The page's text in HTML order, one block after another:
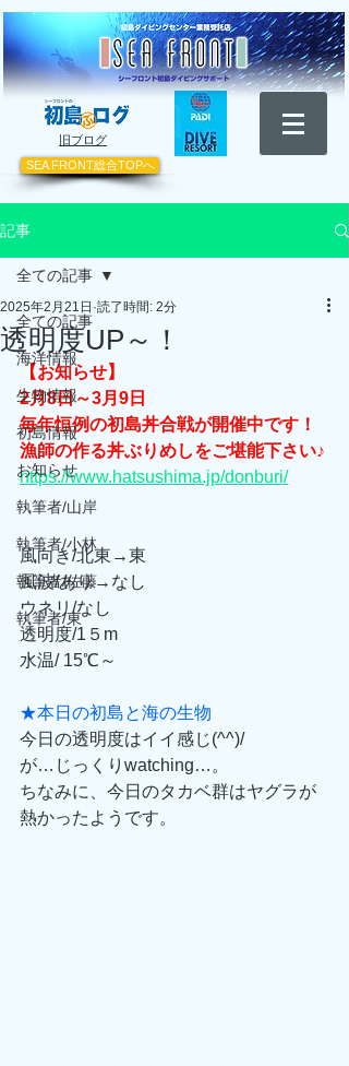
​旧ブログ
SEA FRONT総合TOPへ
記事
全ての記事
海洋情報
生物情報
初島情報
お知らせ
執筆者/山岸
執筆者/小林
執筆者/佐藤
執筆者/東
全ての記事
透明度UP～！
2025年2月21日 読了時間: 2分
【お知らせ】
2月8日～3月9日
毎年恒例の初島丼合戦が開催中です！
漁師の作る丼ぶりめしをご堪能下さい♪
https://www.hatsushima.jp/donburi/
風向き/北東→東
風波/あり→なし
ウネリ/なし
透明度/1５m
水温/ 15℃～
★本日の初島と海の生物
今日の透明度はイイ感じ(^^)/
が…じっくりwatching…。
ちなみに、今日のタカベ群はヤグラが
熱かったようです。